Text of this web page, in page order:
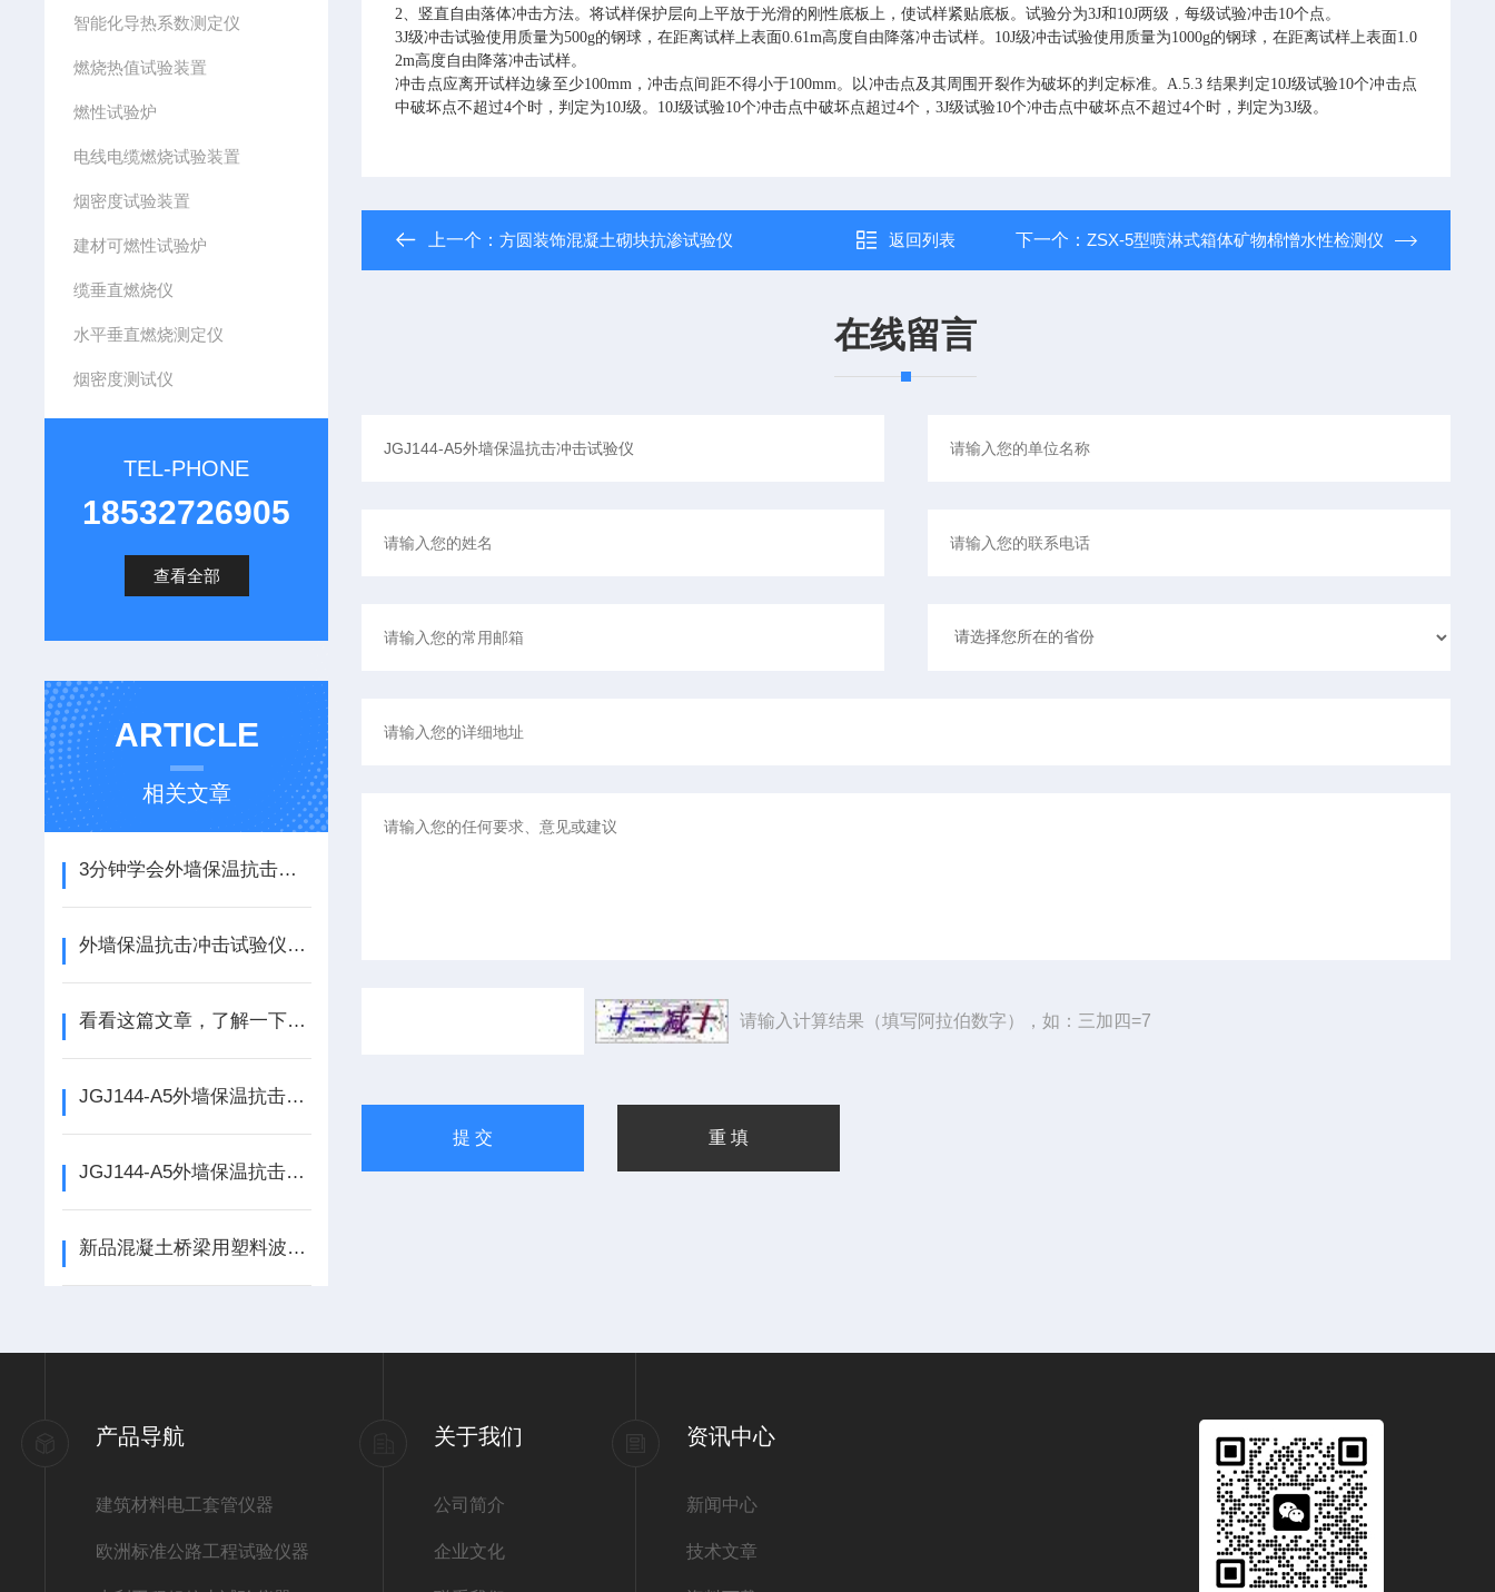
智能化导热系数测定仪
燃烧热值试验装置
燃性试验炉
电线电缆燃烧试验装置
烟密度试验装置
建材可燃性试验炉
缆垂直燃烧仪
水平垂直燃烧测定仪
烟密度测试仪
TEL-PHONE
18532726905
查看全部
ARTICLE
相关文章
3分钟学会外墙保温抗击冲击试验仪的使用方法
外墙保温抗击冲击试验仪结构特点及材料选用
看看这篇文章，了解一下外墙保温抗击冲击试验仪
JGJ144-A5外墙保温抗击冲击试验仪说明书
JGJ144-A5外墙保温抗击冲击试验仪厂家价格
新品混凝土桥梁用塑料波纹管柔韧性检测仪
2、竖直自由落体冲击方法。将试样保护层向上平放于光滑的刚性底板上，使试样紧贴底板。试验分为3J和10J两级，每级试验冲击10个点。
3J级冲击试验使用质量为500g的钢球，在距离试样上表面0.61m高度自由降落冲击试样。10J级冲击试验使用质量为1000g的钢球，在距离试样上表面1.0
2m高度自由降落冲击试样。
冲击点应离开试样边缘至少100mm，冲击点间距不得小于100mm。以冲击点及其周围开裂作为破坏的判定标准。A.5.3 结果判定10J级试验10个冲击点
中破坏点不超过4个时，判定为10J级。10J级试验10个冲击点中破坏点超过4个，3J级试验10个冲击点中破坏点不超过4个时，判定为3J级。
上一个：方圆装饰混凝土砌块抗渗试验仪 返回列表 下一个： ZSX-5型喷淋式箱体矿物棉憎水性检测仪
在线留言
请输入计算结果（填写阿拉伯数字），如：三加四=7
产品导航
建筑材料电工套管仪器
欧洲标准公路工程试验仪器
关于我们
公司简介
企业文化
资讯中心
新闻中心
技术文章